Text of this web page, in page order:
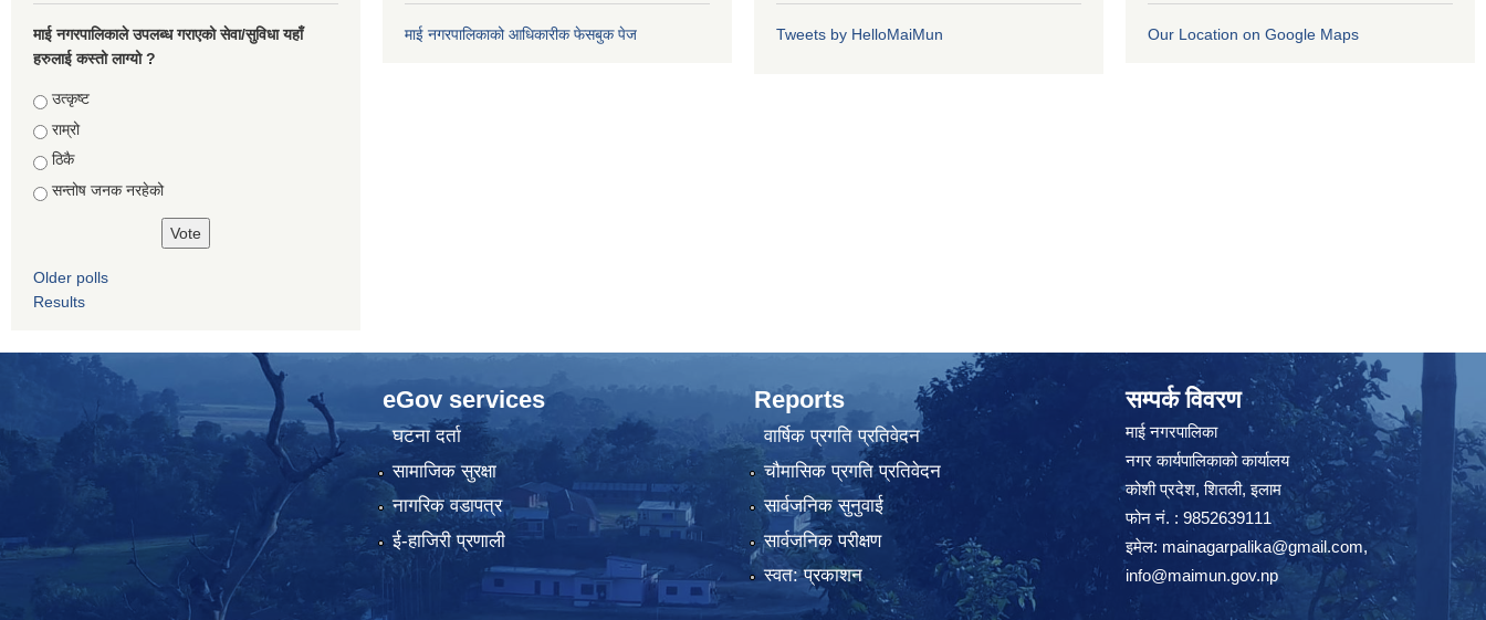
माई नगरपालिकाले उपलब्ध गराएको सेवा/सुविधा यहाँ
हरुलाई कस्तो लाग्यो ?
Choices
उत्कृष्ट
राम्रो
ठिकै
सन्तोष जनक नरहेको
Older polls
Results
माई नगरपालिकाको आधिकारीक फेसबुक पेज Tweets by HelloMaiMun Our Location on Google Maps
eGov services
घटना दर्ता
सामाजिक सुरक्षा
नागरिक वडापत्र
ई-हाजिरी प्रणाली
Reports
वार्षिक प्रगति प्रतिवेदन
चौमासिक प्रगति प्रतिवेदन
सार्वजनिक सुनुवाई
सार्वजनिक परीक्षण
स्वत: प्रकाशन
सम्पर्क विवरण
माई नगरपालिका
नगर कार्यपालिकाको कार्यालय
कोशी प्रदेश, शितली, इलाम
फोन नं. : 9852639111
इमेल: mainagarpalika@gmail.com,
info@maimun.gov.np